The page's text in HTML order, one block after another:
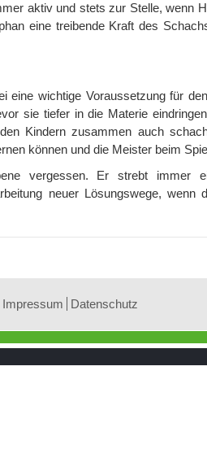
aktiv und stets zur Stelle, wenn
eine treibende Kraft des
eine wichtige Voraussetzung für
sie tiefer in die Materie
Kindern zusammen auch
können und die Meister beim
vergessen. Er strebt immer
neuer Lösungswege, wenn
Impressum Datenschutz